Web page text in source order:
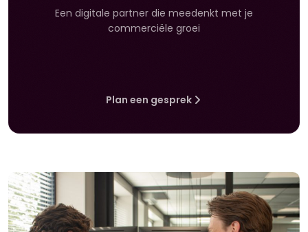
Een digitale partner die meedenkt met je
commerciële groei
Plan een gesprek